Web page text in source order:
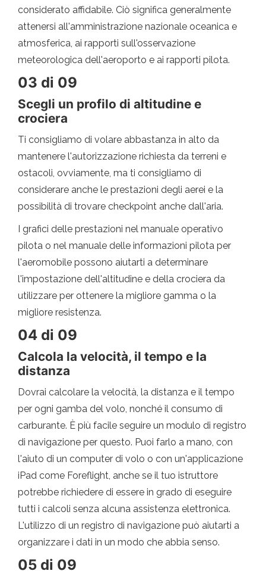
considerato affidabile. Ciò significa generalmente
attenersi all'amministrazione nazionale oceanica e
atmosferica, ai rapporti sull'osservazione
meteorologica dell'aeroporto e ai rapporti pilota.
03 di 09
Scegli un profilo di altitudine e
crociera
Ti consigliamo di volare abbastanza in alto da
mantenere l'autorizzazione richiesta da terreni e
ostacoli, ovviamente, ma ti consigliamo di
considerare anche le prestazioni degli aerei e la
possibilità di trovare checkpoint anche dall'aria.
I grafici delle prestazioni nel manuale operativo
pilota o nel manuale delle informazioni pilota per
l'aeromobile possono aiutarti a determinare
l'impostazione dell'altitudine e della crociera da
utilizzare per ottenere la migliore gamma o la
migliore resistenza.
04 di 09
Calcola la velocità, il tempo e la
distanza
Dovrai calcolare la velocità, la distanza e il tempo
per ogni gamba del volo, nonché il consumo di
carburante. È più facile seguire un modulo di registro
di navigazione per questo. Puoi farlo a mano, con
l'aiuto di un computer di volo o con un'applicazione
iPad come Foreflight, anche se il tuo istruttore
potrebbe richiedere di essere in grado di eseguire
tutti i calcoli senza alcuna assistenza elettronica.
L'utilizzo di un registro di navigazione può aiutarti a
organizzare i dati in un modo che abbia senso.
05 di 09